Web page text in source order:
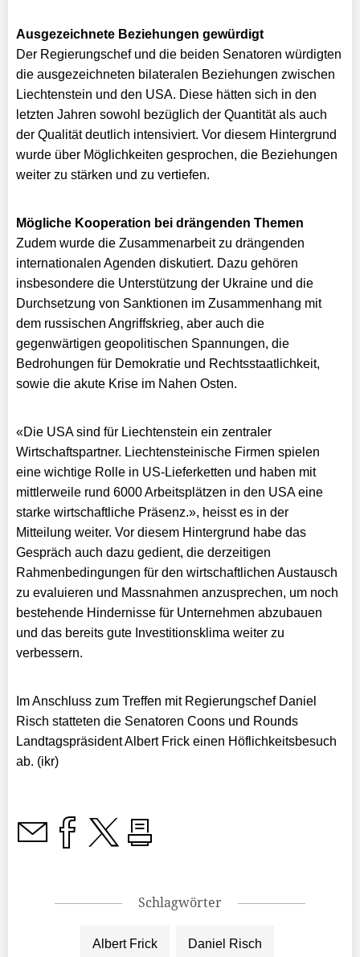
Ausgezeichnete Beziehungen gewürdigt
Der Regierungschef und die beiden Senatoren würdigten
die ausgezeichneten bilateralen Beziehungen zwischen
Liechtenstein und den USA. Diese hätten sich in den
letzten Jahren sowohl bezüglich der Quantität als auch
der Qualität deutlich intensiviert. Vor diesem Hintergrund
wurde über Möglichkeiten gesprochen, die Beziehungen
weiter zu stärken und zu vertiefen.
Mögliche Kooperation bei drängenden Themen
Zudem wurde die Zusammenarbeit zu drängenden
internationalen Agenden diskutiert. Dazu gehören
insbesondere die Unterstützung der Ukraine und die
Durchsetzung von Sanktionen im Zusammenhang mit
dem russischen Angriffskrieg, aber auch die
gegenwärtigen geopolitischen Spannungen, die
Bedrohungen für Demokratie und Rechtsstaatlichkeit,
sowie die akute Krise im Nahen Osten.
«Die USA sind für Liechten­stein ein zentraler
Wirtschaftspartner. Liechtensteinische Firmen spielen
eine wichtige Rolle in US-Lieferketten und haben mit
mittlerweile rund 6000 Arbeitsplätzen in den USA eine
starke wirtschaftliche Präsenz.», heisst es in der
Mitteilung weiter. Vor diesem Hintergrund habe das
Gespräch auch dazu gedient, die derzeitigen
Rahmenbedingungen für den wirtschaftlichen Austausch
zu evaluieren und Massnahmen anzusprechen, um noch
beste­h­ende Hindernisse für Unternehmen abzubauen
und das bereits gute Investitionsklima weiter zu
verbessern.
Im Anschluss zum Treffen mit Regierungschef Daniel
Risch statteten die Senatoren Coons und Rounds
Landtagspräsident Albert Frick einen Höflichkeitsbesuch
ab. (ikr)
Schlagwörter
Albert Frick Daniel Risch